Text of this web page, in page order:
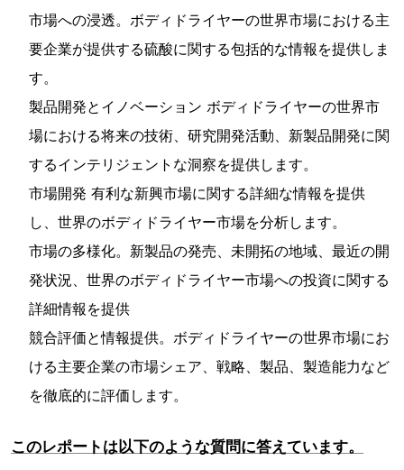
市場への浸透。ボディドライヤーの世界市場における主
要企業が提供する硫酸に関する包括的な情報を提供しま
す。
製品開発とイノベーション ボディドライヤーの世界市
場における将来の技術、研究開発活動、新製品開発に関
するインテリジェントな洞察を提供します。
市場開発 有利な新興市場に関する詳細な情報を提供
し、世界のボディドライヤー市場を分析します。
市場の多様化。新製品の発売、未開拓の地域、最近の開
発状況、世界のボディドライヤー市場への投資に関する
詳細情報を提供
競合評価と情報提供。ボディドライヤーの世界市場にお
ける主要企業の市場シェア、戦略、製品、製造能力など
を徹底的に評価します。
このレポートは以下のような質問に答えています。